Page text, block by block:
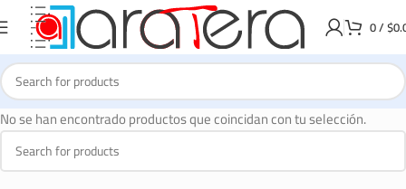
0/$
No se han encontrado productos que coincidan con tu selección.